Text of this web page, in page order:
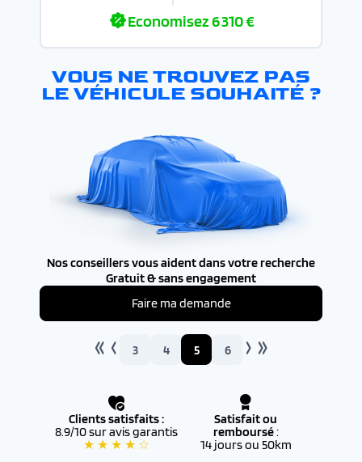
Economisez6 310 €
VOUS NE TROUVEZ PAS
LE VÉHICULE SOUHAITÉ ?
Nos conseillers vous aident dans votre recherche
Gratuit & sans engagement
Faire ma demande
3 4 5 6
Clients satisfaits :
8.9/10 sur avis garantis
★ ★ ★ ★ ☆
Satisfait ou
remboursé:
14 jours ou 50km